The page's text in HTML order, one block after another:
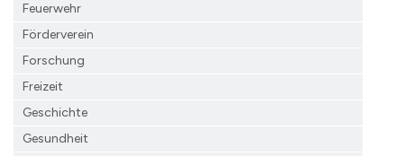
Feuerwehr
Förderverein
Forschung
Freizeit
Geschichte
Gesundheit